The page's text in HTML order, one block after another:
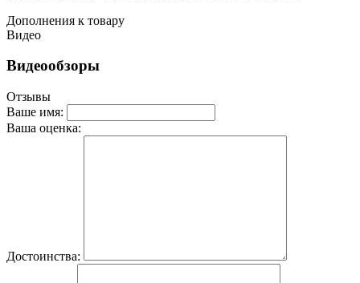
Дополнения к товару
Видео
Видеообзоры
Отзывы
Ваше имя:
Ваша оценка:
Достоинства: